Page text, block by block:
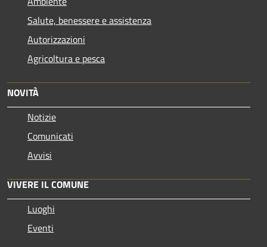
Salute, benessere e assistenza
Autorizzazioni
Agricoltura e pesca
NOVITÀ
Notizie
Comunicati
Avvisi
VIVERE IL COMUNE
Luoghi
Eventi